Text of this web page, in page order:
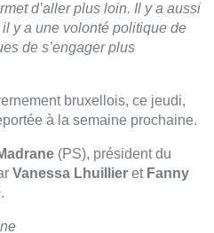
d’aller plus loin. Il y a aussi
y a une volonté politique de
de s’engager plus
bruxellois, ce jeudi,
à la semaine prochaine.
(PS), président du
Vanessa Lhuillier et Fanny